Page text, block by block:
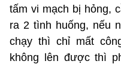
tấm vi mạch bị hỏng,
ra 2 tình huống, nếu
chạy thì chỉ mất
không lên được thì